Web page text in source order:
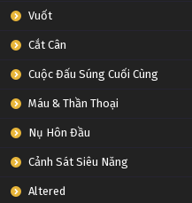
Vuốt
Cắt Cân
Cuộc Đấu Súng Cuối Cùng
Máu & Thần Thoại
Nụ Hôn Đầu
Cảnh Sát Siêu Năng
Altered